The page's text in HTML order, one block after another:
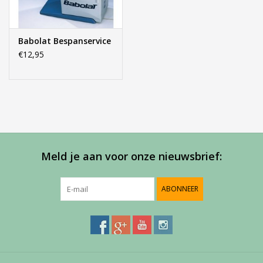
Babolat Bespanservice
€12,95
Meld je aan voor onze nieuwsbrief:
ABONNEER